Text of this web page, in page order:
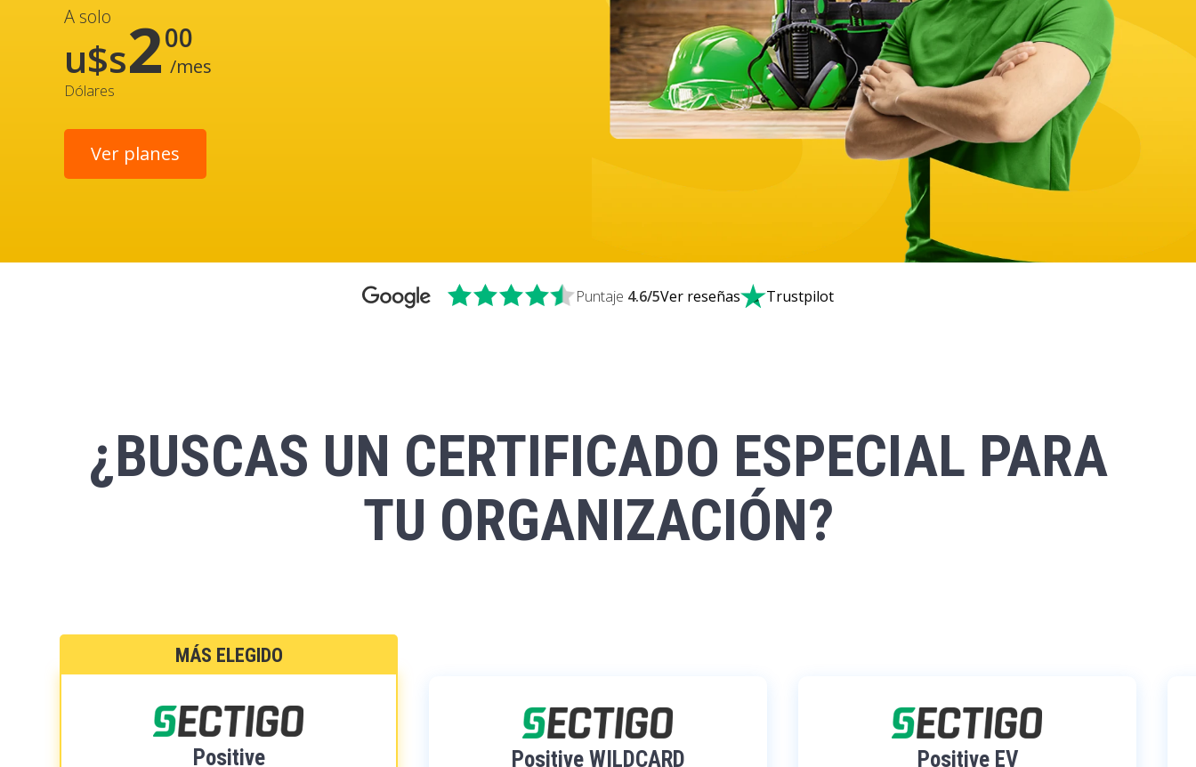
A solo
u$s200
/mes
Dólares
Ver planes
Puntaje 4.6/5Ver reseñas Trustpilot
¿BUSCAS UN CERTIFICADO ESPECIAL PARA
TU ORGANIZACIÓN?
MÁS ELEGIDO
Positive Positive WILDCARD Positive EV